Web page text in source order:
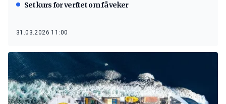
Set kurs for verftet om få veker
31.03.2026 11:00